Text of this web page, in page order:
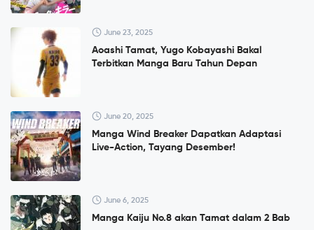
June 23, 2025
Aoashi Tamat, Yugo Kobayashi Bakal
Terbitkan Manga Baru Tahun Depan
June 20, 2025
Manga Wind Breaker Dapatkan Adaptasi
Live-Action, Tayang Desember!
June 6, 2025
Manga Kaiju No.8 akan Tamat dalam 2 Bab